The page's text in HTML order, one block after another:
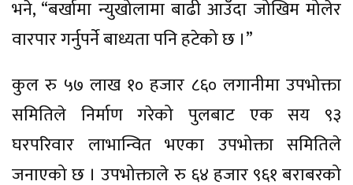
भने, “बर्खामा न्युखोलामा बाढी आउँदा जोखिम मोलेर
वारपार गर्नुपर्ने बाध्यता पनि हटेको छ ।”
कुल रु ५७ लाख १० हजार ८६० लगानीमा उपभोक्ता
समितिले निर्माण गरेको पुलबाट एक सय ९३
घरपरिवार लाभान्वित भएका उपभोक्ता समितिले
जनाएको छ । उपभोक्ताले रु ६४ हजार ९६१ बराबरको